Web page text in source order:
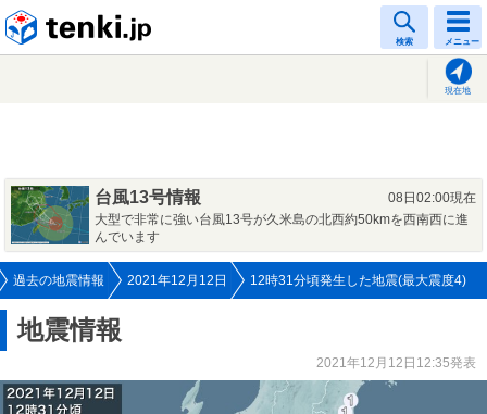
検索 メニュー
現在地
台風13号情報
08日02:00現在
大型で非常に強い台風13号が久米島の北西約50kmを西南西に進
んでいます
過去の地震情報 2021年12月12日 12時31分頃発生した地震(最大震度4)
地震情報
2021年12月12日12:35発表